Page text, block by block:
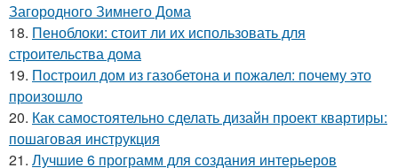
Загородного Зимнего Дома
18. Пеноблоки: стоит ли их использовать для
строительства дома
19. Построил дом из газобетона и пожалел: почему это
произошло
20. Как самостоятельно сделать дизайн проект квартиры:
пошаговая инструкция
21. Лучшие 6 программ для создания интерьеров